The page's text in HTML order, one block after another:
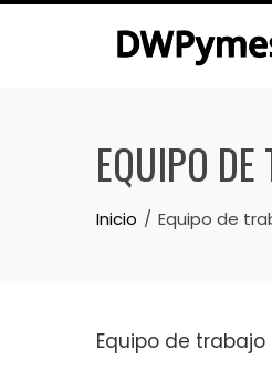
Skip
EQUIPO DE
Inicio Equipo de
Equipo de trabajo